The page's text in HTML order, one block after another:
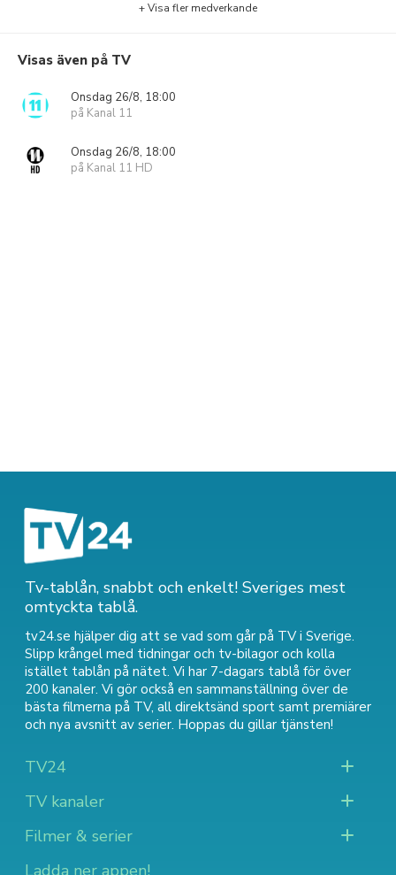
+ Visa fler medverkande
Visas även på TV
Onsdag 26/8, 18:00
på Kanal 11
Onsdag 26/8, 18:00
på Kanal 11 HD
Tv-tablån, snabbt och enkelt! Sveriges mest
omtyckta tablå.
tv24.se hjälper dig att se vad som går på TV i Sverige.
Slipp krångel med tidningar och tv-bilagor och kolla
istället tablån på nätet. Vi har 7-dagars tablå för över
200 kanaler. Vi gör också en sammanställning över de
bästa filmerna på TV, all direktsänd sport samt premiärer
och nya avsnitt av serier. Hoppas du gillar tjänsten!
TV24
TV kanaler
Filmer & serier
Ladda ner appen!